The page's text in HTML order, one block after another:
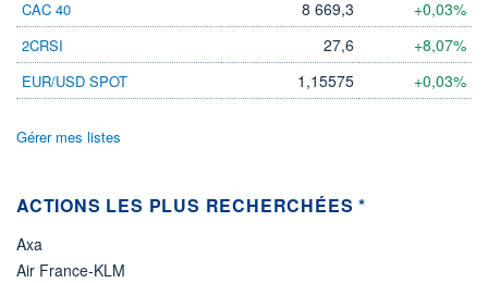
Boursobank
CAC 40 8 669,3 +0,03%
2CRSI 27,6 +8,07%
EUR/USD SPOT 1,15575 +0,03%
Gérer mes listes
ACTIONS LES PLUS RECHERCHÉES *
Axa
Air France-KLM